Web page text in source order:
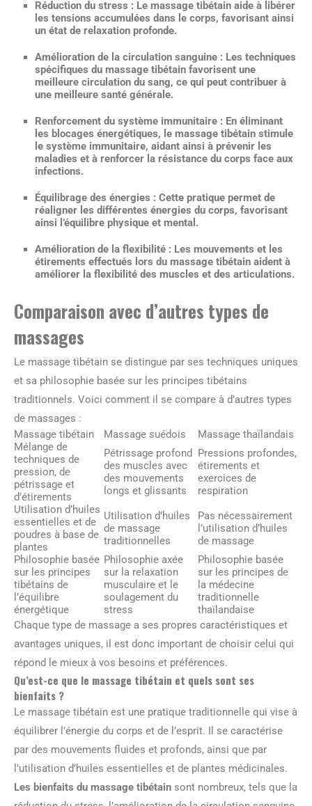
Réduction du stress : Le massage tibétain aide à libérer
les tensions accumulées dans le corps, favorisant ainsi
un état de relaxation profonde.
Amélioration de la circulation sanguine : Les techniques
spécifiques du massage tibétain favorisent une
meilleure circulation du sang, ce qui peut contribuer à
une meilleure santé générale.
Renforcement du système immunitaire : En éliminant
les blocages énergétiques, le massage tibétain stimule
le système immunitaire, aidant ainsi à prévenir les
maladies et à renforcer la résistance du corps face aux
infections.
Équilibrage des énergies : Cette pratique permet de
réaligner les différentes énergies du corps, favorisant
ainsi l’équilibre physique et mental.
Amélioration de la flexibilité : Les mouvements et les
étirements effectués lors du massage tibétain aident à
améliorer la flexibilité des muscles et des articulations.
Comparaison avec d’autres types de
massages
Le massage tibétain se distingue par ses techniques uniques
et sa philosophie basée sur les principes tibétains
traditionnels. Voici comment il se compare à d’autres types
de massages :
Massage tibétain
Massage suédois
Massage thaïlandais
Mélange de
techniques de
pression, de
pétrissage et
d’étirements
Pétrissage profond
des muscles avec
des mouvements
longs et glissants
Pressions profondes,
étirements et
exercices de
respiration
Utilisation d’huiles
essentielles et de
poudres à base de
plantes
Utilisation d’huiles
de massage
traditionnelles
Pas nécessairement
l’utilisation d’huiles
de massage
Philosophie basée
sur les principes
tibétains de
l’équilibre
énergétique
Philosophie axée
sur la relaxation
musculaire et le
soulagement du
stress
Philosophie basée
sur les principes de
la médecine
traditionnelle
thaïlandaise
Chaque type de massage a ses propres caractéristiques et
avantages uniques, il est donc important de choisir celui qui
répond le mieux à vos besoins et préférences.
Qu’est-ce que le massage tibétain et quels sont ses
bienfaits ?
Le massage tibétain est une pratique traditionnelle qui vise à
équilibrer l’énergie du corps et de l’esprit. Il se caractérise
par des mouvements fluides et profonds, ainsi que par
l’utilisation d’huiles essentielles et de plantes médicinales.
Les bienfaits du massage tibétain sont nombreux, tels que la